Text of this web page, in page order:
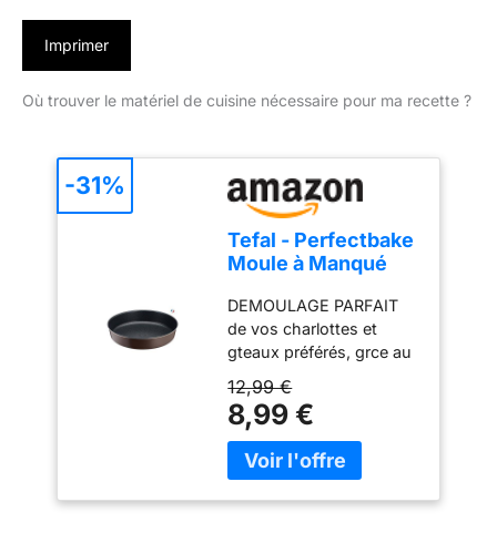
Imprimer
Où trouver le matériel de cuisine nécessaire pour ma recette ?
Tefal - Perfectbake
Moule à Manqué
Recyclé - 26cm
DEMOULAGE PARFAIT
de vos charlottes et
gteaux préférés, grce au
exclusif de ce moule
HAUTE RESISTANCE ET
DURABILITE : ce moule à
gteau est fabriqué en
12,99 €
8,99 €
-31%